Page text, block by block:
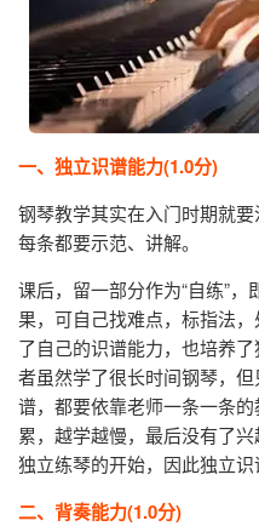
一、独立识谱能力(1.0分)
钢琴教学其实在入门时期就要
每条都要示范、讲解。
课后，留一部分作为“自练”
果，可自己找难点，标指法
了自己的识谱能力，也培养
者虽然学了很长时间钢琴，
谱，都要依靠老师一条一条
累，越学越慢，最后没有了
独立练琴的开始，因此独立识
二、背奏能力(1.0分)